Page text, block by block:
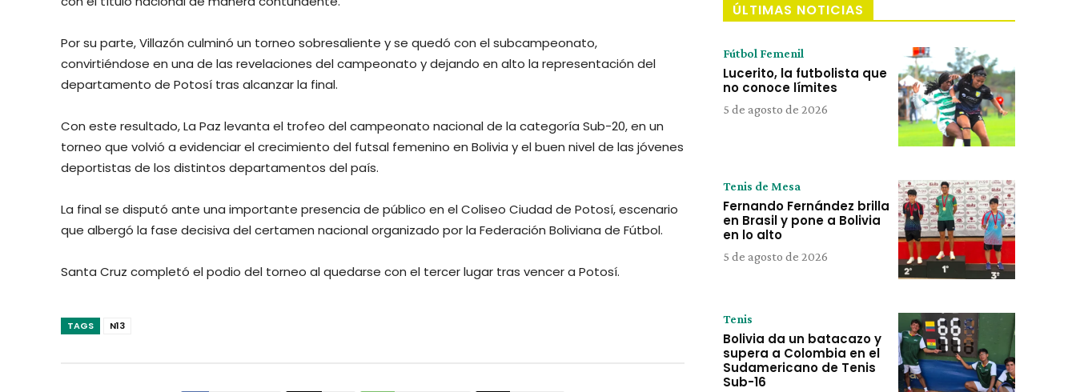
Por su parte, Villazón culminó un torneo sobresaliente y se quedó con el subcampeonato,
convirtiéndose en una de las revelaciones del campeonato y dejando en alto la representación del
departamento de Potosí tras alcanzar la final.
Con este resultado, La Paz levanta el trofeo del campeonato nacional de la categoría Sub-20, en un
torneo que volvió a evidenciar el crecimiento del futsal femenino en Bolivia y el buen nivel de las jóvenes
deportistas de los distintos departamentos del país.
La final se disputó ante una importante presencia de público en el Coliseo Ciudad de Potosí, escenario
que albergó la fase decisiva del certamen nacional organizado por la Federación Boliviana de Fútbol.
Santa Cruz completó el podio del torneo al quedarse con el tercer lugar tras vencer a Potosí.
TAGS N13
ÚLTIMAS NOTICIAS
Fútbol Femenil
Lucerito, la futbolista que
no conoce límites
5 de agosto de 2026
Tenis de Mesa
Fernando Fernández brilla
en Brasil y pone a Bolivia
en lo alto
5 de agosto de 2026
Tenis
Bolivia da un batacazo y
supera a Colombia en el
Sudamericano de Tenis
Sub-16